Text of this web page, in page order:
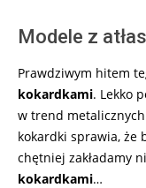
Modele z
Prawdziwym hitem
kokardkami. Lekko
w trend
kokardki sprawia, że
chętniej zakładamy
kokardkami…